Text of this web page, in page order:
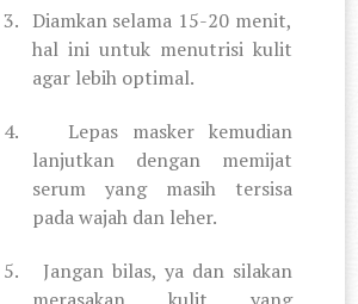
3. Diamkan selama 15-20 menit,
hal ini untuk menutrisi kulit
agar lebih optimal.
4.
Lepas masker kemudian
lanjutkan dengan memijat
serum yang masih tersisa
pada wajah dan leher.
5.
Jangan bilas, ya dan silakan